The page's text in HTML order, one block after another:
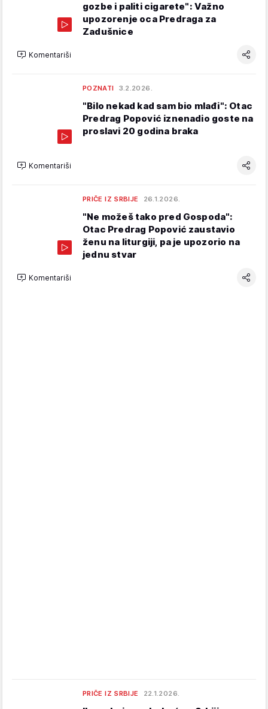
gozbe i paliti cigarete": Važno
upozorenje oca Predraga za
Zadušnice
Komentariši
POZNATI 3.2.2026.
"Bilo nekad kad sam bio mlađi": Otac
Predrag Popović iznenadio goste na
proslavi 20 godina braka
Komentariši
PRIČE IZ SRBIJE 26.1.2026.
"Ne možeš tako pred Gospoda":
Otac Predrag Popović zaustavio
ženu na liturgiji, pa je upozorio na
jednu stvar
Komentariši
PRIČE IZ SRBIJE 22.1.2026.